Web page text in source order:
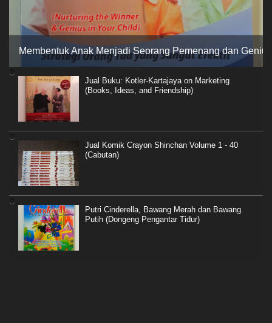
Membentuk Anak Menjadi Seorang Pemenang dan Genius
Jual Buku: Kotler-Kartajaya on Marketing
(Books, Ideas, and Friendship)
Jual Komik Crayon Shinchan Volume 1 - 40
(Cabutan)
Putri Cinderella, Bawang Merah dan Bawang
Putih (Dongeng Pengantar Tidur)